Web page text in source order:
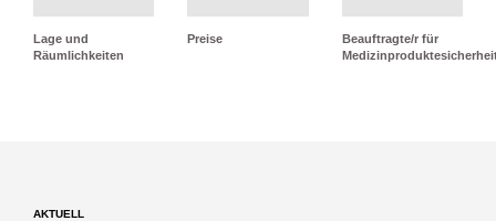
Lage und
Räumlichkeiten
Preise
Beauftragte/r für
AKTUELL